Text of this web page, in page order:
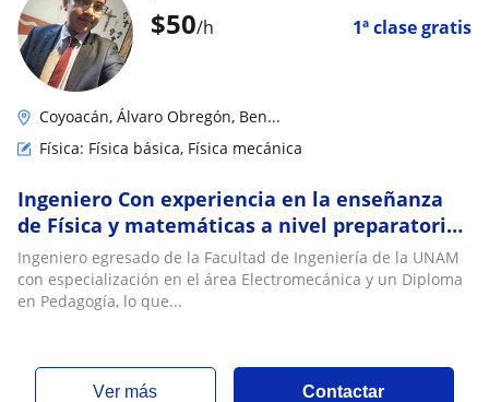
$50/h 1ª clase gratis
Coyoacán, Álvaro Obregón, Ben...
Física: Física básica, Física mecánica
Ingeniero Con experiencia en la enseñanza
de Física y matemáticas a nivel preparatoria
y universidad
Ingeniero egresado de la Facultad de Ingeniería de la UNAM
con especialización en el área Electromecánica y un Diploma
en Pedagogía, lo que...
ver más Contactar